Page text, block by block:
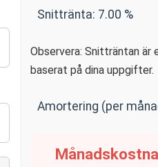
Snittränta: 7.00 %
Observera: Snitträntan är
baserat på dina uppgifter.
Amortering (per